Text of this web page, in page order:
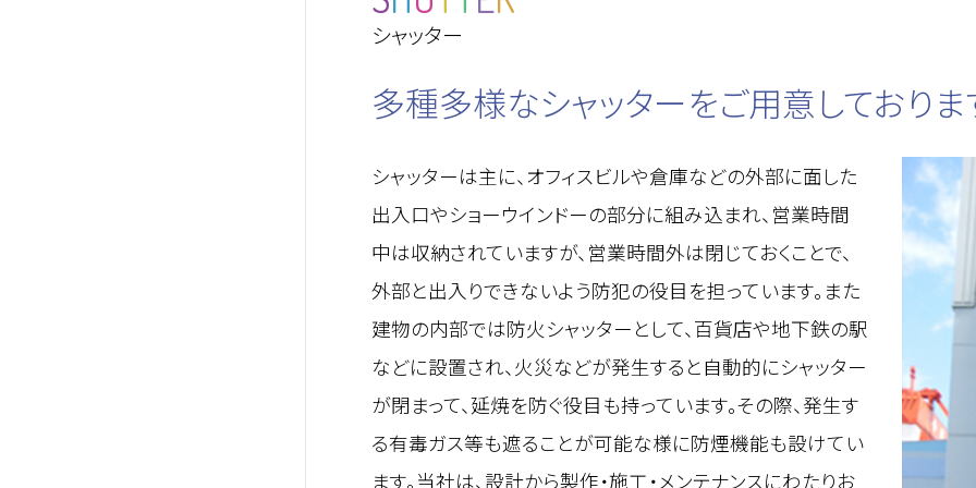
シャッター
多種多様なシャッターをご用意しておりま
シャッターは主に、オフィスビルや倉庫などの外部に面した
出入口やショーウインドーの部分に組み込まれ、営業時間
中は収納されていますが、営業時間外は閉じておくことで、
外部と出入りできないよう防犯の役目を担っています。また
建物の内部では防火シャッターとして、百貨店や地下鉄の駅
などに設置され、火災などが発生すると自動的にシャッター
が閉まって、延焼を防ぐ役目も持っています。その際、発生す
る有毒ガス等も遮ることが可能な様に防煙機能も設けてい
ます。当社は、設計から製作・施工・メンテナンスにわたりお